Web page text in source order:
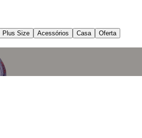
Plus Size Acessórios Casa Oferta